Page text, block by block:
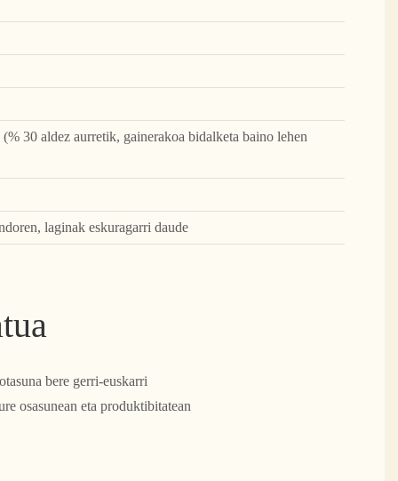
30 aldez aurretik, gainerakoa bidalketa baino lehen
laginak eskuragarri daude
bere gerri-euskarri
osasunean eta produktibitatean